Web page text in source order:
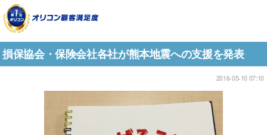
損保協会・保険会社各社が熊本地震への支援を発表
2016-05-10 07:10